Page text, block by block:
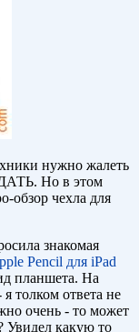
нужно жалеть
Но в этом
обзор чехла для
знакомая
Pencil для iPad
планшета. На
толком ответа не
очень - то может
Увидел какую то